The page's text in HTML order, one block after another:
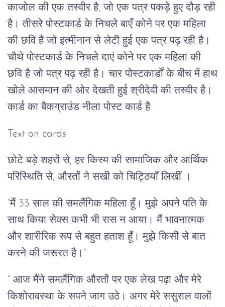
काजोल की एक तस्वीर है, जो एक पत्र पकड़े हुए दौड़ रही
है। तीसरे पोस्टकार्ड के निचले बाएँ कोने पर एक महिला
की छवि है जो इत्मीनान से लेटी हुई एक पत्र पढ़ रही है।
चौथे पोस्टकार्ड के निचले दाएं कोने पर एक महिला की
छवि है जो पत्र पढ़ रही है। चार पोस्टकार्डों के बीच में हाथ
खोले आसमान की ओर देखती हुई श्रीदेवी की तस्वीर है।
कार्ड का बैकग्राउंड नीला पोस्ट कार्ड है.
Text on cards
छोटे-बड़े शहरों से, हर किस्म की सामाजिक और आर्थिक
परिस्थिति से, औरतों ने सखी को चिट्ठियाँ लिखीं ।
“मैं 33 साल की समलैंगिक महिला हूँ। मुझे अपने पति के
साथ किया सेक्स कभी भी रास न आया। मैं भावनात्मक
और शारीरिक रूप से बहुत हताश हूँ। मुझे किसी से बात
करने की जरूरत है।”
“ आज मैंने समलैंगिक औरतों पर एक लेख पढ़ा और मेरे
किशोरावस्था के सपने जाग उठे। अगर मेरे ससुराल वालों